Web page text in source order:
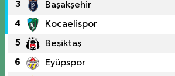
3 Başakşehir
4 Kocaelispor
5 Beşiktaş
6 Eyüpspor